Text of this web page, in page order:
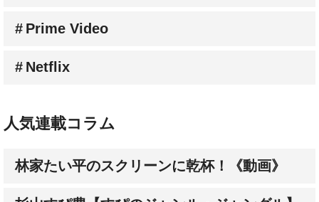
Prime Video
Netflix
人気連載コラム
林家たい平のスクリーンに乾杯！《動画》